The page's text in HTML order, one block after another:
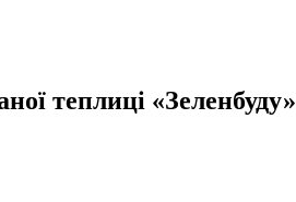
теплиці